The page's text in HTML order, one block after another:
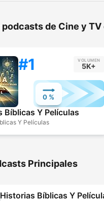
podcasts de Cine y
#1 VOLUMEN
5K+
0 %
Bíblicas Y Películas
Y Películas
Principales
Historias Bíblicas Y